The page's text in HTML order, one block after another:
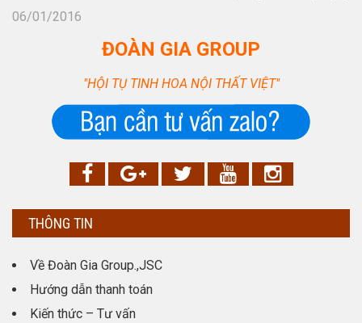
06/01/2016
ĐOÀN GIA GROUP
"HỘI TỤ TINH HOA NỘI THẤT VIỆT"
THÔNG TIN
Về Đoàn Gia Group.,JSC
Hướng dẫn thanh toán
Kiến thức – Tư vấn